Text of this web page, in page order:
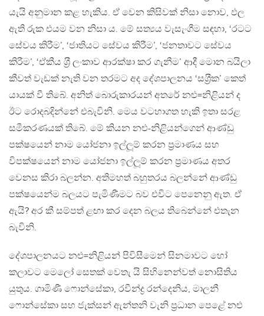
යැයි අනුමාන කළ හැකිය. ඒ වෙන කිසිවක් නිසා නොව, ඵල
ඇති රුක එයම වන නිසා ය. මේ සත්‍යය වැසැංගීම සඳහා, ‘රටට
සේවය කිරීම’, ‘ජාතියට සේවය කිරීම’, ‘ජනතාවට සේවය
කිරීම’, ‘ඒකීය ශ‍්‍රී ලංකාව ආරක්ෂා කර ගැනීම’ ආදී මොන බයිලා
කීවත් වැඩක් නැති වන තරමට අද දේශපාලනය ‘සශ‍්‍රීක’ කෙත්
යායක් වී තිබේ. අනිත් බොරුකාරයන් අතරේ නළු=නිළියන් ද
ඊට රොදබදින්නේ එබැවිනි. මෙය වටහාගත හැකි ඉතා සරළ
සමීකරණයක් තිබේ. මේ කියන නළු-නිළියන්ගෙන් ආණ්ඩු
පක්ෂයෙන් නාම යෝජනා ඉල්ලූම් කරන ප‍්‍රමාණය සහ
විපක්ෂයෙන් නාම යෝජනා ඉල්ලූම් කරන ප‍්‍රමාණය අතර
වෙනස කිරා බලන්න. අතිමහත් බහුතරය බලන්නේ ආණ්ඩු
පක්ෂයෙන්ම බලයට පැමිණීමට බව එවිට පෙනෙනු ඇත. ඒ
ඇයි? අර කී සම්පත් ළඟා කර දෙන බලය තිබෙන්නේ එතැන
බැවිනි.
දේශපාලනයට නළු=නිළියන් පිවිසීමෙන් සිනමාවට හෝ
කලාවට මෙලෝ සෙතක් වෙතැ යි සිහිනෙන්වත් නොසිතිය
යුතුය. ගාමිණී ෆොන්සේකා, රවීන්ද්‍ර රන්දෙනිය, මාලනී
ෆොන්සේකා සහ ජැක්සන් ඇන්තනි වැනි ප‍්‍රධාන පෙළේ නළු